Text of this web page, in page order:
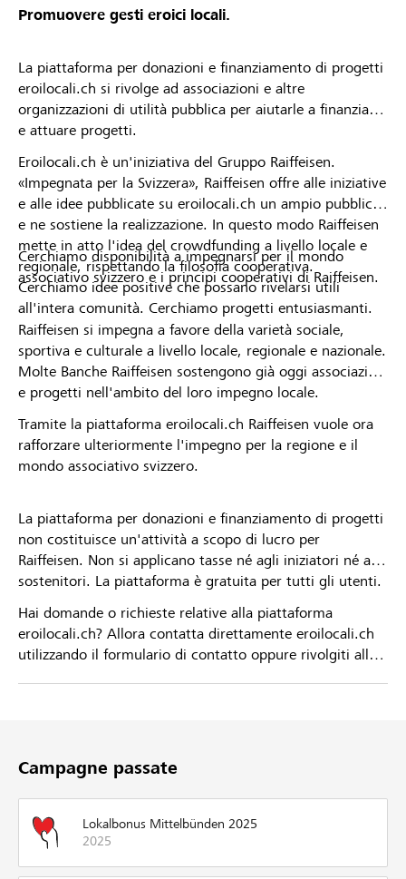
Promuovere gesti eroici locali.
La piattaforma per donazioni e finanziamento di progetti
eroilocali.ch si rivolge ad associazioni e altre
organizzazioni di utilità pubblica per aiutarle a finanziare
e attuare progetti.
Eroilocali.ch è un'iniziativa del Gruppo Raiffeisen.
«Impegnata per la Svizzera», Raiffeisen offre alle iniziative
e alle idee pubblicate su eroilocali.ch un ampio pubblico
e ne sostiene la realizzazione. In questo modo Raiffeisen
mette in atto l'idea del crowdfunding a livello locale e
regionale, rispettando la filosofia cooperativa.
Cerchiamo idee positive che possano rivelarsi utili
all'intera comunità. Cerchiamo progetti entusiasmanti.
Cerchiamo disponibilità a impegnarsi per il mondo
associativo svizzero e i principi cooperativi di Raiffeisen.
Raiffeisen si impegna a favore della varietà sociale,
sportiva e culturale a livello locale, regionale e nazionale.
Molte Banche Raiffeisen sostengono già oggi associazioni
e progetti nell'ambito del loro impegno locale.
Tramite la piattaforma eroilocali.ch Raiffeisen vuole ora
rafforzare ulteriormente l'impegno per la regione e il
mondo associativo svizzero.
La piattaforma per donazioni e finanziamento di progetti
non costituisce un'attività a scopo di lucro per
Raiffeisen. Non si applicano tasse né agli iniziatori né ai
sostenitori. La piattaforma è gratuita per tutti gli utenti.
Hai domande o richieste relative alla piattaforma
eroilocali.ch? Allora contatta direttamente eroilocali.ch
utilizzando il formulario di contatto oppure rivolgiti alla
Campagne passate
Lokalbonus Mittelbünden 2025
2025